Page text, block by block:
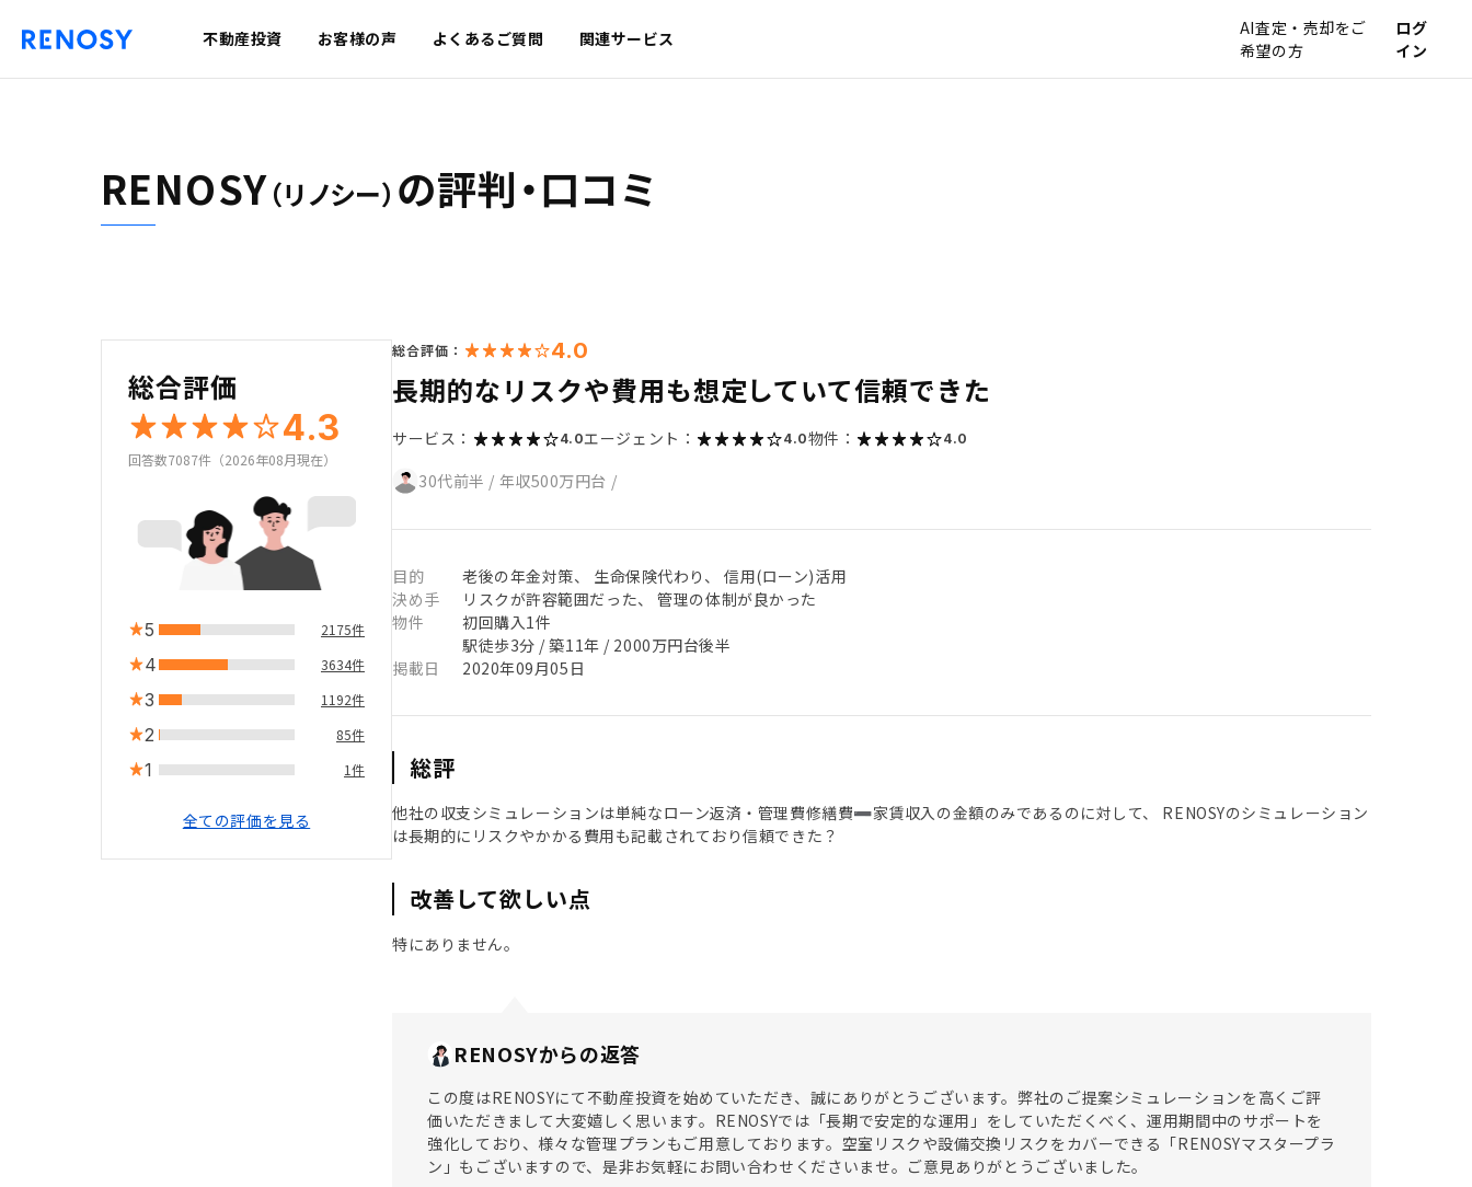
不動産投資 お客様の声 よくあるご質問 関連サービス
AI査定・売却をご
希望の方
ログ
イン
RENOSY（リノシー） の評判・口コミ
総合評価
4.3
回答数7087件（2026年08月現在）
5 2175件
4 3634件
3 1192件
2 85件
1 1件
全ての評価を見る
総合評価： 4.0
長期的なリスクや費用も想定していて信頼できた
サービス： 4.0エージェント： 4.0物件： 4.0
30代前半 / 年収500万円台 /
目的
老後の年金対策、 生命保険代わり、 信用(ローン)活用
決め手
リスクが許容範囲だった、 管理の体制が良かった
物件
初回購入1件
駅徒歩3分 / 築11年 / 2000万円台後半
掲載日
2020年09月05日
総評
他社の収支シミュレーションは単純なローン返済・管理費修繕費➖家賃収入の金額のみであるのに対して、 RENOSYのシミュレーション
は長期的にリスクやかかる費用も記載されており信頼できた？
改善して欲しい点
特にありません。
RENOSYからの返答
この度はRENOSYにて不動産投資を始めていただき、誠にありがとうございます。弊社のご提案シミュレーションを高くご評
価いただきまして大変嬉しく思います。RENOSYでは「長期で安定的な運用」をしていただくべく、運用期間中のサポートを
強化しており、様々な管理プランもご用意しております。空室リスクや設備交換リスクをカバーできる「RENOSYマスタープラ
ン」もございますので、是非お気軽にお問い合わせくださいませ。ご意見ありがとうございました。